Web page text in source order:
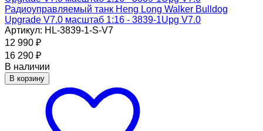
Радиоуправляемый танк Heng Long Walker Bulldog
Upgrade V7.0 масштаб 1:16 - 3839-1Upg V7.0
Артикул: HL-3839-1-S-V7
12 990 ₽
16 290 ₽
В наличии
В корзину